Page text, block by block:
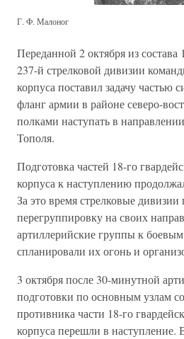
Г. Ф. Малоног
Переданной 2 октября из
237-й стрелковой дивизии
корпуса поставил задачу частью
фланг армии в районе северо-
полками наступать в
Тополя.
Подготовка частей 18-го
корпуса к наступлению
За это время стрелковые дивизии
перегруппировку на своих
артиллерийские группы к
спланировали их огонь и
3 октября после 30-минутной
подготовки по основным узлам
противника части 18-го
корпуса перешли в наступление.